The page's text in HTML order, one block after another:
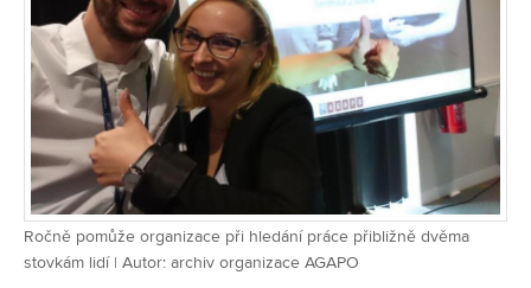
Ročně pomůže organizace při hledání práce přibližně dvěma
stovkám lidí | Autor: archiv organizace AGAPO